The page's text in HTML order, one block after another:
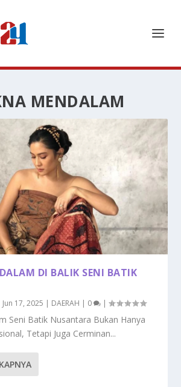
MENDALAM
DI BALIK SENI BATIK
Jun 17, 2025 | DAERAH | 0 |
Seni Batik Nusantara Bukan Hanya
Tetapi Juga Cerminan...